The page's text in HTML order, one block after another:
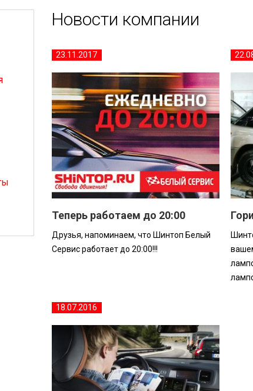
Новости компании
23.11.2017
Теперь работаем до 20:00
Друзья, напоминаем, что Шинтоп Белый
Сервис работает до 20:00!!!
18.07.2016